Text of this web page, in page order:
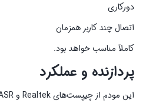
دورکاری
اتصال چند کاربر همزمان
کاملاً مناسب خواهد بود.
پردازنده و عملکرد
این مودم از چیپست‌های Realtek و ASR بهره می‌برد که